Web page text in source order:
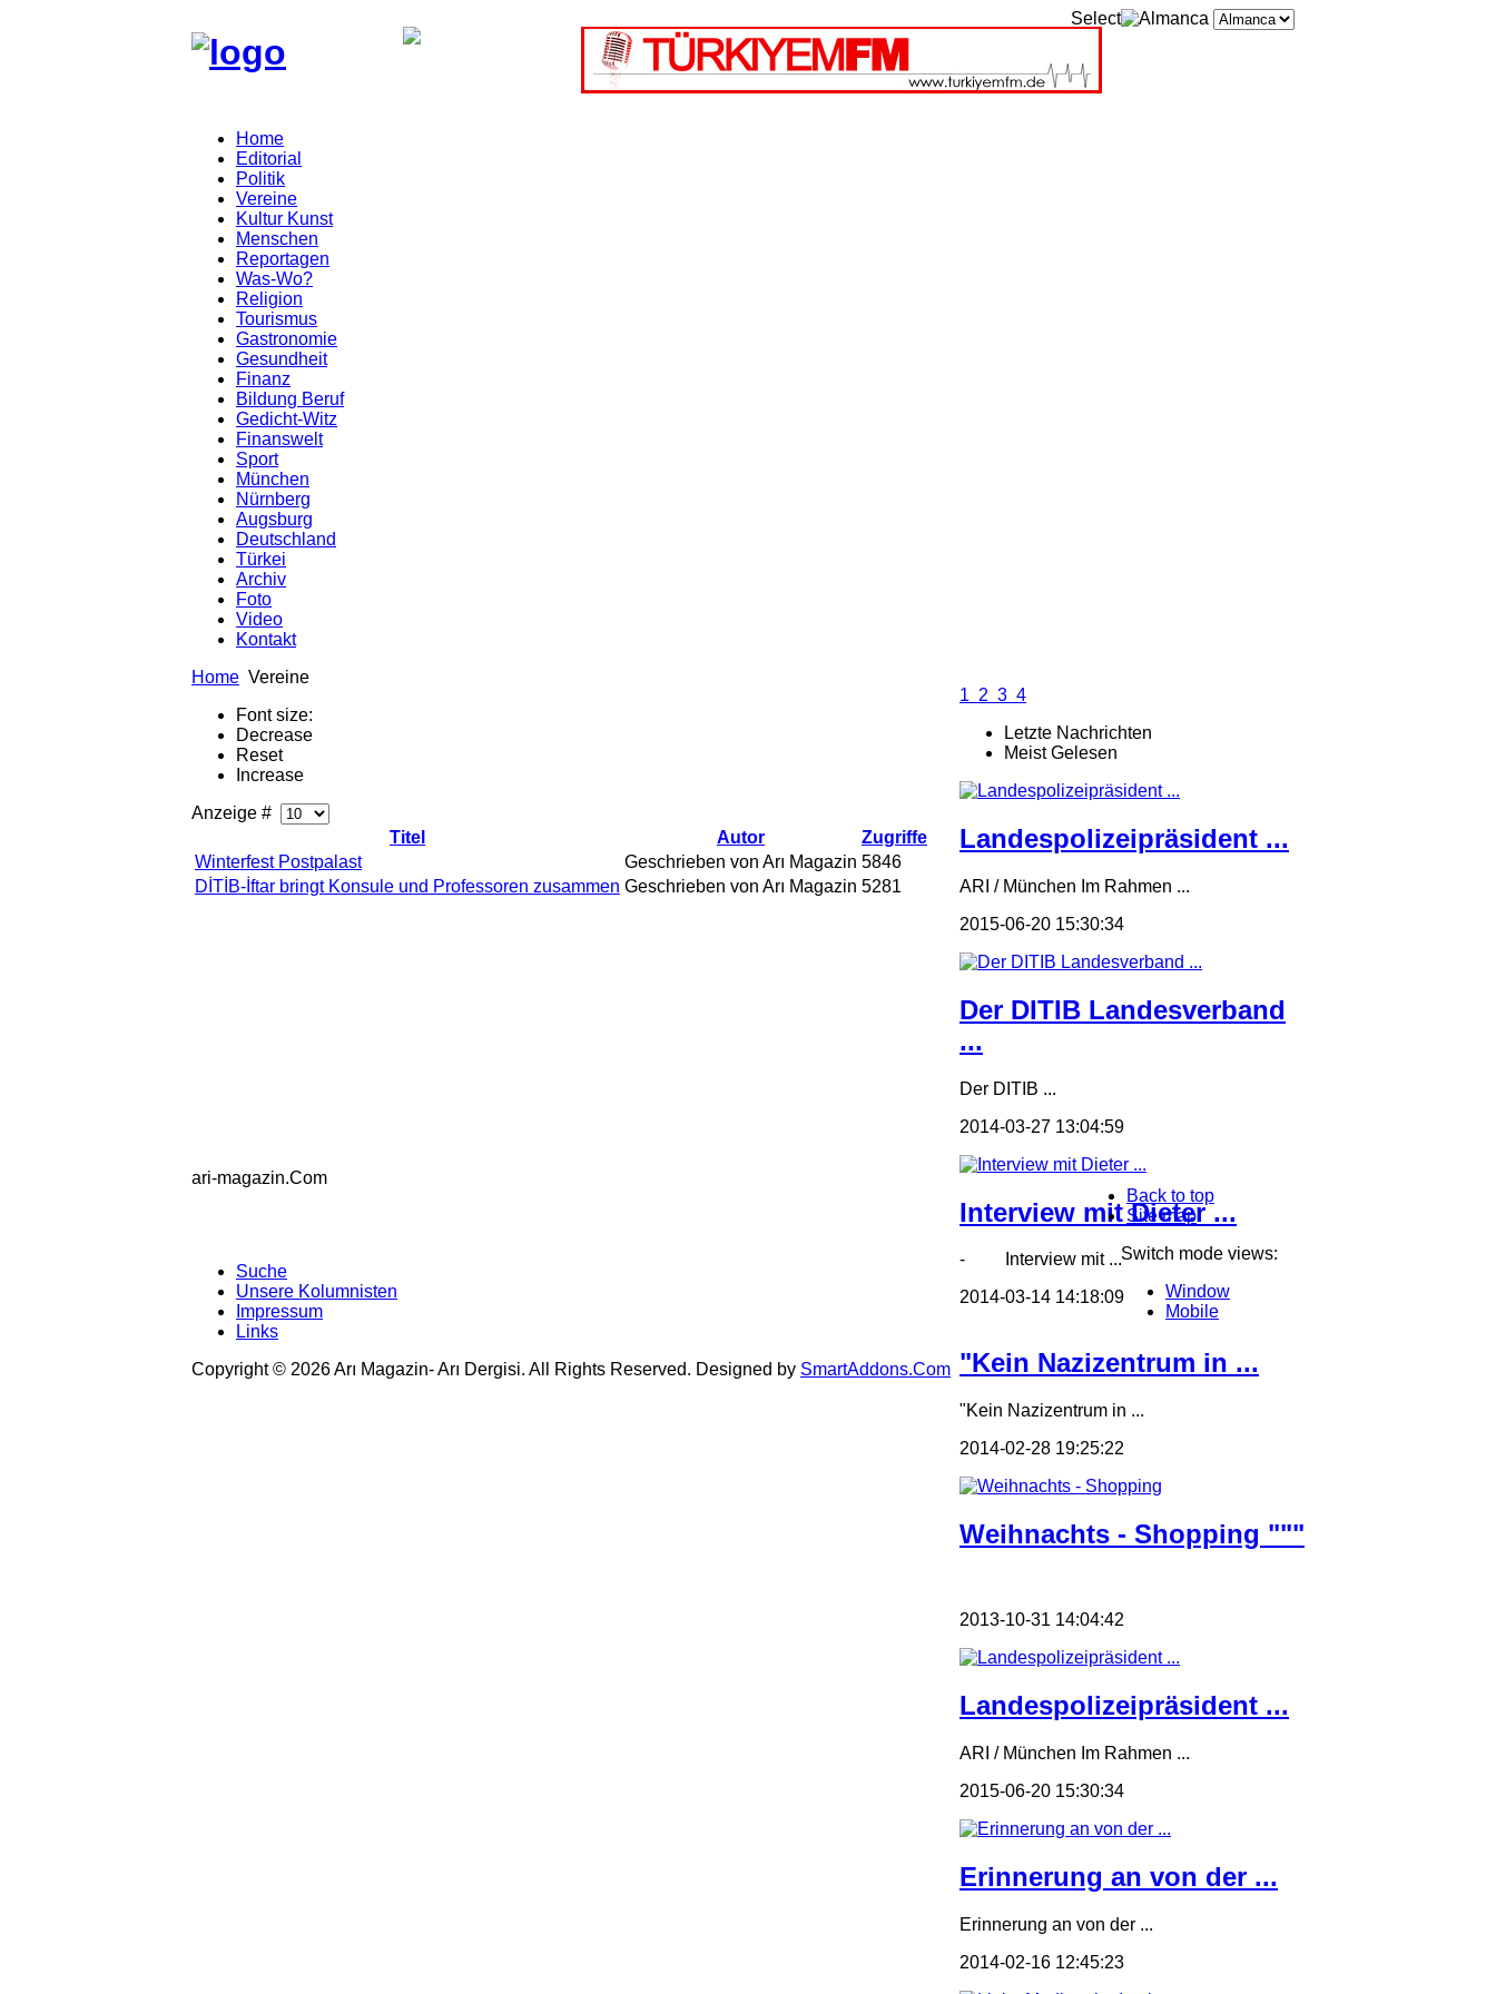
Select
Home
Editorial
Politik
Vereine
Kultur Kunst
Menschen
Reportagen
Was-Wo?
Religion
Tourismus
Gastronomie
Gesundheit
Finanz
Bildung Beruf
Gedicht-Witz
Finanswelt
Sport
München
Nürnberg
Augsburg
Deutschland
Türkei
Archiv
Foto
Video
Kontakt
Home Vereine
Font size:
Decrease
Reset
Increase
Anzeige #
Titel
Autor
Zugriffe
Winterfest Postpalast
Geschrieben von Arı Magazin 5846
DİTİB-İftar bringt Konsule und Professoren zusammen Geschrieben von Arı Magazin 5281
1 2 3 4
Letzte Nachrichten
Meist Gelesen
Landespolizeipräsident ...
ARI / München Im Rahmen ...
2015-06-20 15:30:34
Der DITIB Landesverband
...
Der DITIB ...
2014-03-27 13:04:59
Interview mit Dieter ...
- Interview mit ...
2014-03-14 14:18:09
"Kein Nazizentrum in ...
"Kein Nazizentrum in ...
2014-02-28 19:25:22
Weihnachts - Shopping """
2013-10-31 14:04:42
Landespolizeipräsident ...
ARI / München Im Rahmen ...
2015-06-20 15:30:34
Erinnerung an von der ...
Erinnerung an von der ...
2014-02-16 12:45:23
ari-magazin.Com
Back to top
Site map
Suche
Unsere Kolumnisten
Impressum
Links
Switch mode views:
Window
Mobile
Copyright © 2026 Arı Magazin- Arı Dergisi. All Rights Reserved. Designed by SmartAddons.Com